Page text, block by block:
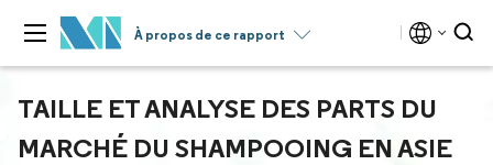
À propos de ce rapport
TAILLE ET ANALYSE DES PARTS DU
MARCHÉ DU SHAMPOOING EN ASIE